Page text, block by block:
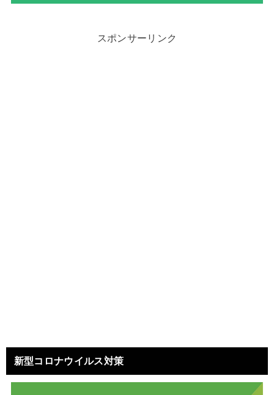
スポンサーリンク
新型コロナウイルス対策